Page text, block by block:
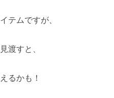
テムですが、
渡すと、
るかも！